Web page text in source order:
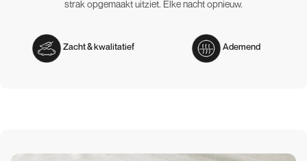
strak opgemaakt uitziet. Elke nacht opnieuw.
Zacht & kwalitatief Ademend